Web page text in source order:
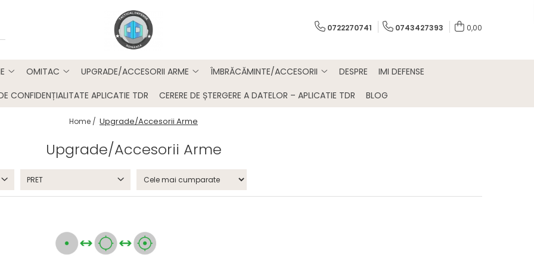
0722270741 0743427393 0,00
OMITAC UPGRADE/ACCESORII ARME ÎMBRĂCĂMINTE/ACCESORII DESPRE
IMI DEFENSE
CONFIDENȚIALITATE APLICATIE TDR CERERE DE ȘTERGERE A DATELOR – APLICATIE TDR BLOG
Home / Upgrade/Accesorii Arme
Upgrade/Accesorii Arme
PRET